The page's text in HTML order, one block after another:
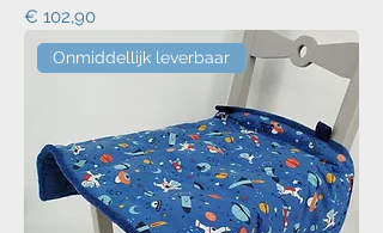
Prijs
€ 102,90
Onmiddellijk leverbaar